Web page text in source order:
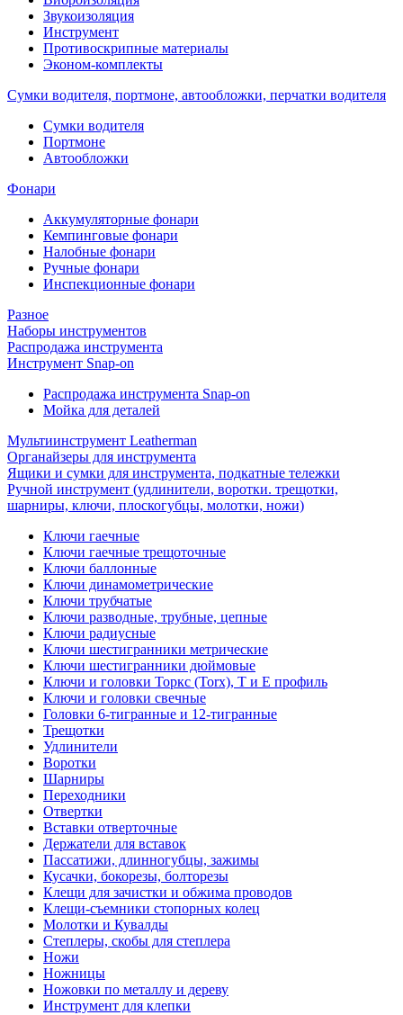
Звукоизоляция
Инструмент
Противоскрипные материалы
Эконом-комплекты
Сумки водителя, портмоне, автообложки, перчатки водителя
Cумки водителя
Портмоне
Автообложки
Фонари
Аккумуляторные фонари
Кемпинговые фонари
Налобные фонари
Ручные фонари
Инспекционные фонари
Разное
Наборы инструментов
Распродажа инструмента
Инструмент Snap-on
Распродажа инструмента Snap-on
Мойка для деталей
Мультиинструмент Leatherman
Органайзеры для инструмента
Ящики и сумки для инструмента, подкатные тележки
Ручной инструмент (удлинители, воротки. трещотки,
шарниры, ключи, плоскогубцы, молотки, ножи)
Ключи гаечные
Ключи гаечные трещоточные
Ключи баллонные
Ключи динамометрические
Ключи трубчатые
Ключи разводные, трубные, цепные
Ключи радиусные
Ключи шестигранники метрические
Ключи шестигранники дюймовые
Ключи и головки Торкс (Torx), Т и Е профиль
Ключи и головки свечные
Головки 6-тигранные и 12-тигранные
Трещотки
Удлинители
Воротки
Шарниры
Переходники
Отвертки
Вставки отверточные
Держатели для вставок
Пассатижи, длинногубцы, зажимы
Кусачки, бокорезы, болторезы
Клещи для зачистки и обжима проводов
Клещи-съемники стопорных колец
Молотки и Кувалды
Степлеры, скобы для степлера
Ножи
Ножницы
Ножовки по металлу и дереву
Инструмент для клепки